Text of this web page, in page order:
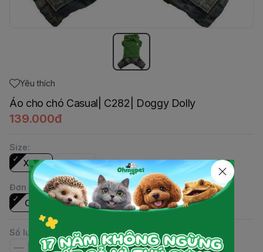
Yêu thích
Áo cho chó Casual| C282| Doggy Dolly
139.000đ
Size:
XXS
XS
Đơn vị:
Cái
Số lượng